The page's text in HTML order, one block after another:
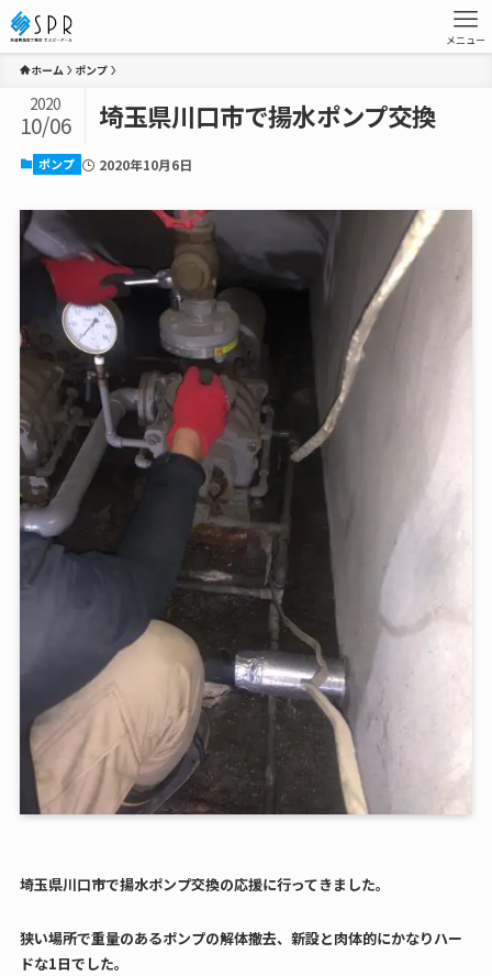
メニュー
ホーム ポンプ
埼玉県川口市で揚水ポンプ交換
2020
10/06
ポンプ 2020年10月6日
埼玉県川口市で揚水ポンプ交換の応援に行ってきました。
狭い場所で重量のあるポンプの解体撤去、新設と肉体的にかなりハー
ドな1日でした。